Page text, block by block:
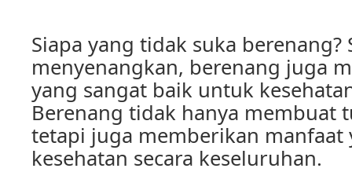
Siapa yang tidak suka berenang?
menyenangkan, berenang juga
yang sangat baik untuk
Berenang tidak hanya membuat
tetapi juga memberikan manfaat
kesehatan secara keseluruhan.